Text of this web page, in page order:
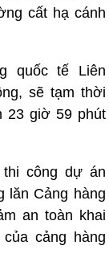
cất hạ cánh
quốc tế Liên
sẽ tạm thời
23 giờ 59 phút
công dự án
lăn Cảng hàng
an toàn khai
cảng hàng